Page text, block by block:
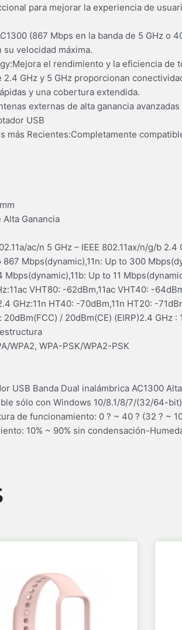
para mejorar la experiencia de
(867 Mbps en la banda de 5 GHz o
velocidad máxima.
el rendimiento y la eficiencia de
2.4 GHz y 5 GHz proporcionan
y una cobertura extendida.
externas de alta ganancia
USB
más Recientes:Completamente
Ganancia
ac/n 5 GHz – IEEE 802.11ax/n/g/b 2.4
867 Mbps(dynamic),11n: Up to 300
Up to 11
VHT80: -62dBm,11ac VHT40: -
GHz:11n HT40: -70dBm,11n HT20: -
/ 20dBm(CE) (EIRP)2.4 GHz :
WPA2, WPA-PSK/WPA2-PSK
USB Banda Dual inalámbrica AC1300
sólo con Windows 10/8.1/8/7/(32/64-bit)
de funcionamiento: 0 ? ~ 40 ? (32 ? ~
10% ~ 90% sin condensación-